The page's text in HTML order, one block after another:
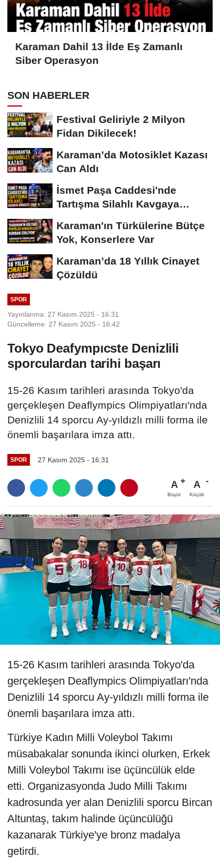
Karaman Dahil 13 İlde Eş Zamanlı
Siber Operasyon
SON HABERLER
Festival Geliriyle 2 Milyon
Fidan Dikilecek!
Karaman’da Motosiklet Kazası
Can Aldı
İsmet Paşa Caddesi'nde
Tartışma Silahlı Kavgaya
Karaman'ın Türkülerine Bütçe
Yok, Konserlere Var
Karaman’da 18 Yıllık Cinayet
Çözüldü
SPOR
Yayınlanma: 27 Kasım 2025 - 16:31
Güncelleme: 27 Kasım 2025 - 16:42
Tokyo Deafympıcste Denizlili
sporculardan tarihi başarı
15-26 Kasım tarihleri arasında Tokyo'da
gerçekleşen Deaflympics Olimpiyatları'nda
Denizlili 14 sporcu Ay-yıldızlı milli forma ile
önemli başarılara imza attı.
SPOR 27 Kasım 2025 - 16:31
A
Büyüt
A
Küçült
15-26 Kasım tarihleri arasında Tokyo'da
gerçekleşen Deaflympics Olimpiyatları'nda
Denizlili 14 sporcu Ay-yıldızlı milli forma ile
önemli başarılara imza attı.
Türkiye Kadın Milli Voleybol Takımı
müsabakalar sonunda ikinci olurken, Erkek
Milli Voleybol Takımı ise üçüncülük elde
etti. Organizasyonda Judo Milli Takımı
kadrosunda yer alan Denizlili sporcu Bircan
Altuntaş, takım halinde üçüncülüğü
kazanarak Türkiye'ye bronz madalya
getirdi.